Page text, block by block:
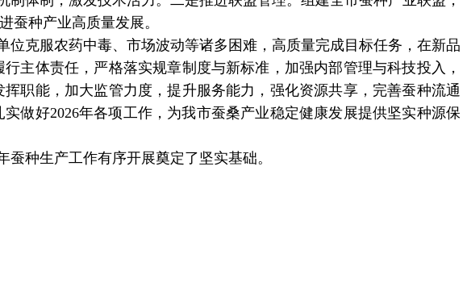
蚕种产业高质量发展。
克服农药中毒、市场波动等诸多困难，高质量完成目标任务，在新品
主体责任，严格落实规章制度与新标准，加强内部管理与科技投入，
职能，加大监管力度，提升服务能力，强化资源共享，完善蚕种流通
实做好2026年各项工作，为我市蚕桑产业稳定健康发展提供坚实种源保
种生产工作有序开展奠定了坚实基础。